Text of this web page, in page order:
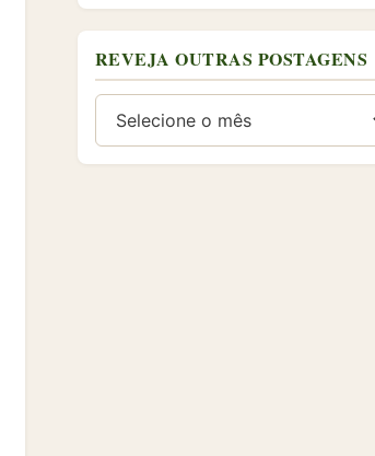
REVEJA OUTRAS POSTAGENS